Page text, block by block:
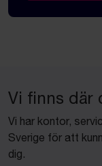
Vi finns där
Vi har kontor,
Sverige för att
dig.